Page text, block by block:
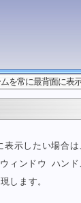
を常に最背面に表
表示したい場
ィンドウ ハン
します。